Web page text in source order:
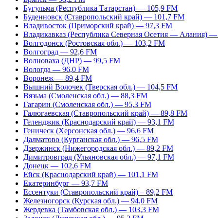
Бугульма (Республика Татарстан) — 105,9 FM
Буденновск (Ставропольский край) — 101,7 FM
Владивосток (Приморский край) — 97,3 FM
Владикавказ (Республика Северная Осетия — Алания)
Волгодонск (Ростовская обл.) — 103,2 FM
Волгоград — 92,6 FM
Волноваха (ДНР) — 99,5 FM
Вологда — 96,0 FM
Воронеж — 89,4 FM
Вышний Волочек (Тверская обл.) — 104,5 FM
Вязьма (Смоленская обл.) — 88,3 FM
Гагарин (Смоленская обл.) — 95,3 FM
Галюгаевская (Ставропольский край) — 89,8 FM
Геленджик (Краснодарский край) — 93,1 FM
Геническ (Херсонская обл.) — 96,6 FM
Далматово (Курганская обл.) — 96,5 FM
Дзержинск (Нижегородская обл.) — 89,2 FM
Димитровград (Ульяновская обл.) — 97,1 FM
Донецк — 102,6 FM
Ейск (Краснодарский край) — 101,1 FM
Екатеринбург — 93,7 FM
Ессентуки (Ставропольский край) – 89,2 FM
Железногорск (Курская обл.) — 94,0 FM
Жердевка (Тамбовская обл.) — 103,3 FM